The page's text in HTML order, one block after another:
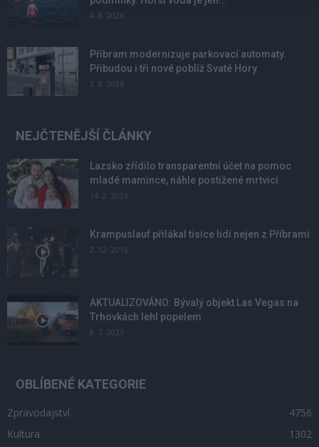
4. 8. 2026
Příbram modernizuje parkovací automaty.
Přibudou i tři nové poblíž Svaté Hory
3. 8. 2026
NEJČTENĚJŠÍ ČLÁNKY
Lazsko zřídilo transparentní účet na pomoc
mladé mamince, náhle postižené mrtvicí
14. 2. 2023
Krampuslauf přilákal tisíce lidí nejen z Příbrami
2. 12. 2016
AKTUALIZOVÁNO: Bývalý objekt Las Vegas na
Trhovkách lehl popelem
8. 7. 2023
OBLÍBENÉ KATEGORIE
Zpravodajství
4756
Kultura
1302